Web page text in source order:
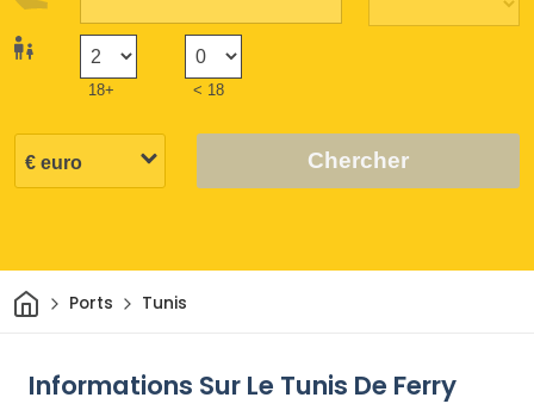
18+ < 18
Chercher
Maison
Ports Tunis
Informations Sur Le Tunis De Ferry